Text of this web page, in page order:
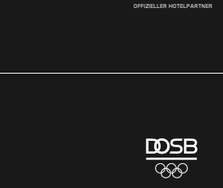
OFFIZIELLER HOTELPARTNER